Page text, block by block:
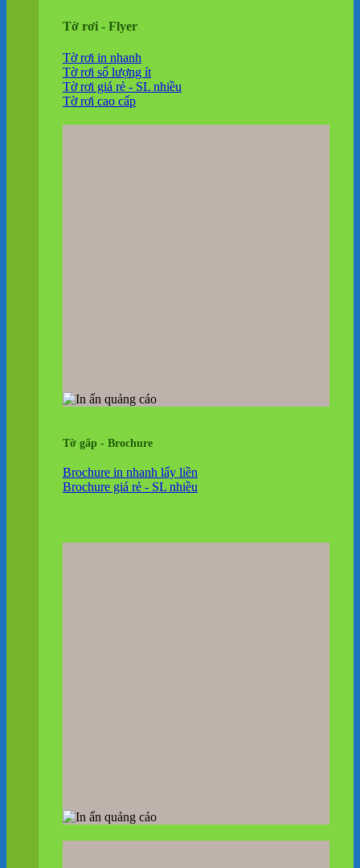
Tờ rơi - Flyer
Tờ rơi in nhanh
Tờ rơi số lượng ít
Tờ rơi giá rẻ - SL nhiều
Tờ rơi cao cấp
Tờ gấp - Brochure
Brochure in nhanh lấy liền
Brochure giá rẻ - SL nhiều